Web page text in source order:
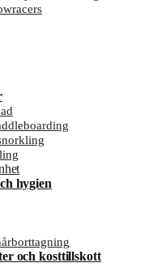
hygien
och kosttillskott